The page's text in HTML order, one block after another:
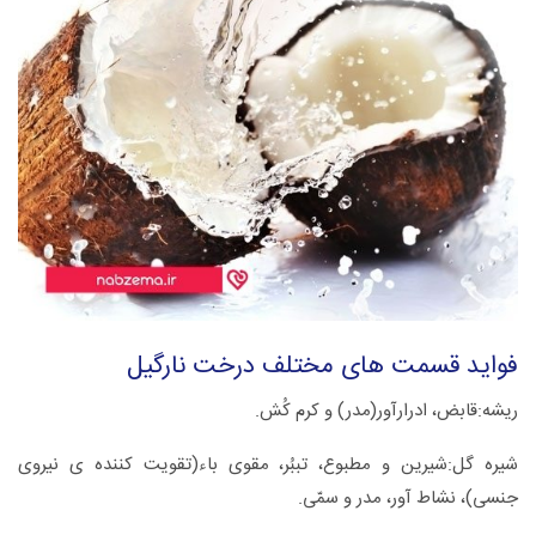
فواید قسمت های مختلف درخت نارگیل
ریشه‏:قابض، ادرارآور(مدر) و کرم کُش.
شیره گل:شیرین و مطبوع، تب‏بُر، مقوی باء(تقویت کننده ی نیروی
جنسی)، نشاط آور، مدر و سمّی.